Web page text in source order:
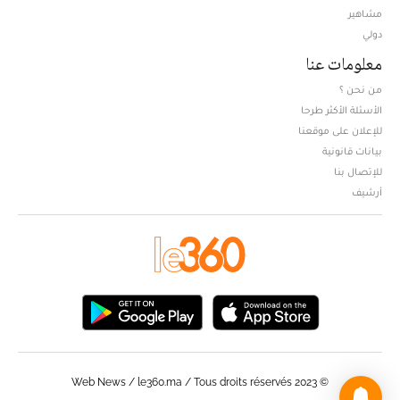
مشاهير
دولي
معلومات عنا
من نحن ؟
الأسئلة الأكثر طرحا
للإعلان على موقعنا
بيانات قانونية
للإتصال بنا
أرشيف
© Web News / le360.ma / Tous droits réservés 2023